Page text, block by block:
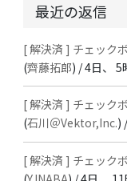
最近の返信
[ 解決済 ] チェック
(齊藤拓郎) /4日、 5
[ 解決済 ] チェック
(石川＠Vektor,Inc.)
[ 解決済 ] チェック